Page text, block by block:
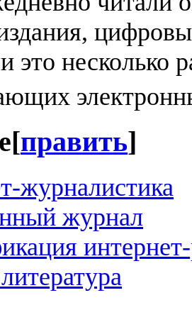
это несколько
[править]
журналистика
журнал